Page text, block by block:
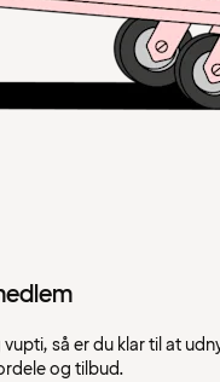
så er du klar til at
og tilbud.